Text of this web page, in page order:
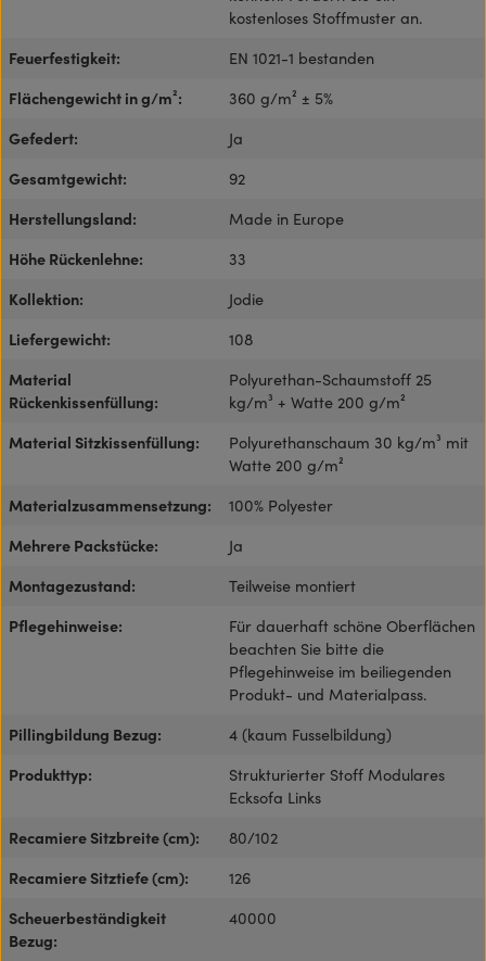
kostenloses Stoffmuster an.
Feuerfestigkeit:
EN 1021-1 bestanden
Flächengewicht in g/m²:
360 g/m² ± 5%
Gefedert:
Ja
Gesamtgewicht:
92
Herstellungsland:
Made in Europe
Höhe Rückenlehne:
33
Kollektion:
Jodie
Liefergewicht:
108
Material
Rückenkissenfüllung:
Polyurethan-Schaumstoff 25
kg/m³ + Watte 200 g/m²
Material Sitzkissenfüllung:
Polyurethanschaum 30 kg/m³ mit
Watte 200 g/m²
Materialzusammensetzung:
100% Polyester
Mehrere Packstücke:
Ja
Montagezustand:
Teilweise montiert
Pflegehinweise:
Für dauerhaft schöne Oberflächen
beachten Sie bitte die
Pflegehinweise im beiliegenden
Produkt- und Materialpass.
Pillingbildung Bezug:
4 (kaum Fusselbildung)
Produkttyp:
Strukturierter Stoff Modulares
Ecksofa Links
Recamiere Sitzbreite (cm):
80/102
Recamiere Sitztiefe (cm):
126
Scheuerbeständigkeit
Bezug:
40000